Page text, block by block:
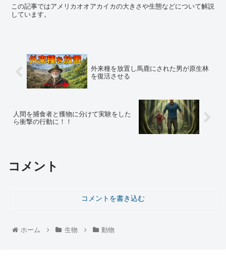
この記事ではアメリカオオアカイカの大きさや生態などについて解説
しています。
外来種を放置し馬鹿にされた男が原生林
を復活させる
人間を捕食者と獲物に分けて実験をした
ら衝撃の行動に！！
コメント
コメントを書き込む
ホーム 生物 動物